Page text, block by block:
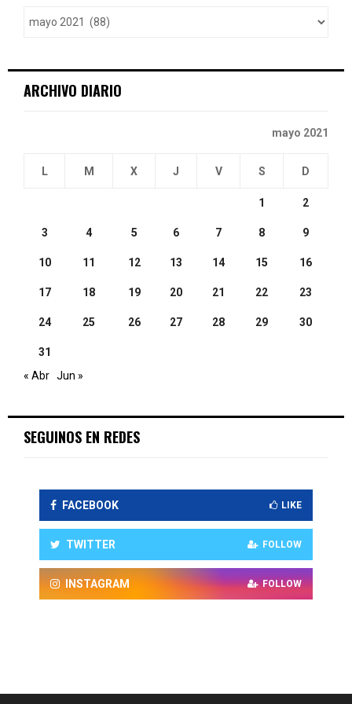
ARCHIVO DIARIO
mayo 2021
L M X J V S D
1 2
3 4 5 6 7 8 9
10 11 12 13 14 15 16
17 18 19 20 21 22 23
24 25 26 27 28 29 30
31
« Abr Jun »
SEGUINOS EN REDES
FACEBOOK LIKE
TWITTER FOLLOW
INSTAGRAM FOLLOW